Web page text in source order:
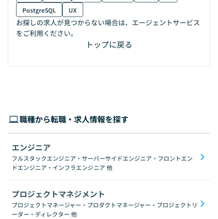
PostgreSQL
UX
お探しの求人が見つからない場合は、エージェントサービス
をご利用ください。
トップに戻る
職種から転職・求人情報を探す
エンジニア
フルスタックエンジニア・サーバーサイドエンジニア・フロントエン
ドエンジニア・インフラエンジニア 他
プロジェクトマネジメント
プロジェクトマネージャー・プロダクトマネージャー・プロジェクトリ
ーダー・ディレクター 他